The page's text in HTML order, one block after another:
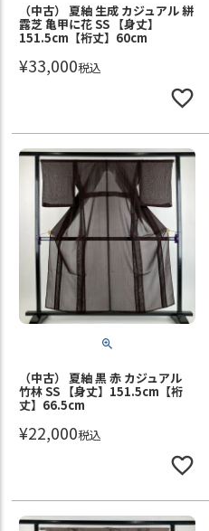
（中古） 夏紬 生成 カジュアル 絣
露芝 亀甲に花 SS 【身丈】
151.5cm【裄丈】60cm
¥33,000税込
（中古） 夏紬 黒 赤 カジュアル
竹林 SS 【身丈】151.5cm【裄
丈】66.5cm
¥22,000税込